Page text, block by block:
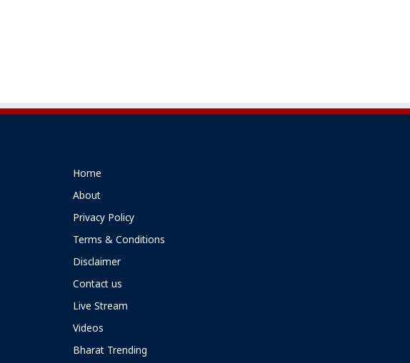
Home
About
Privacy Policy
Terms & Conditions
Disclaimer
Contact us
Live Stream
Videos
Bharat Trending